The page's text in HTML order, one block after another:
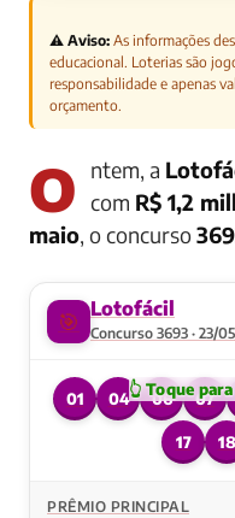
⚠️ Aviso: As informações
educacional. Loterias são
responsabilidade e apenas
orçamento.
Ontem, a
com R$ 1,2
maio, o concurso
🎯 Lotofácil
Concurso 3693 · 23/
01 04 06 07
17 18
PRÊMIO PRINCIPAL